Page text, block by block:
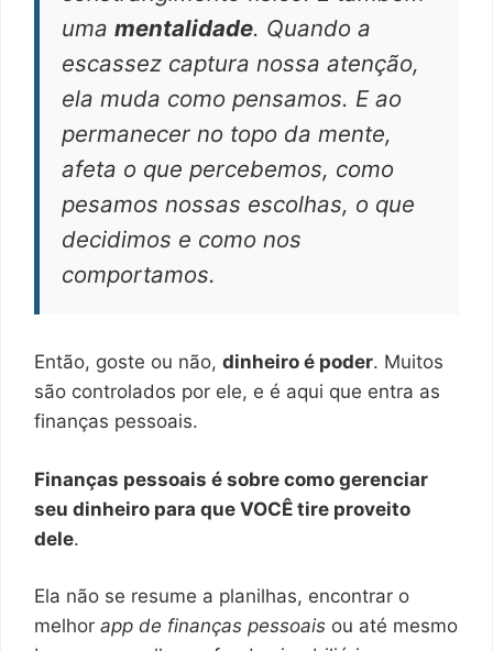
uma mentalidade. Quando a
escassez captura nossa atenção,
ela muda como pensamos. E ao
permanecer no topo da mente,
afeta o que percebemos, como
pesamos nossas escolhas, o que
decidimos e como nos
comportamos.
Então, goste ou não, dinheiro é poder. Muitos
são controlados por ele, e é aqui que entra as
finanças pessoais.
Finanças pessoais é sobre como gerenciar
seu dinheiro para que VOCÊ tire proveito
dele.
Ela não se resume a planilhas, encontrar o
melhor app de finanças pessoais ou até mesmo